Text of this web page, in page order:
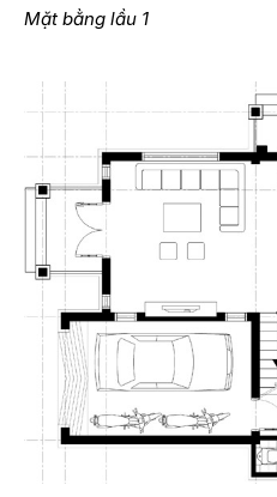
Mặt bằng lầu 1